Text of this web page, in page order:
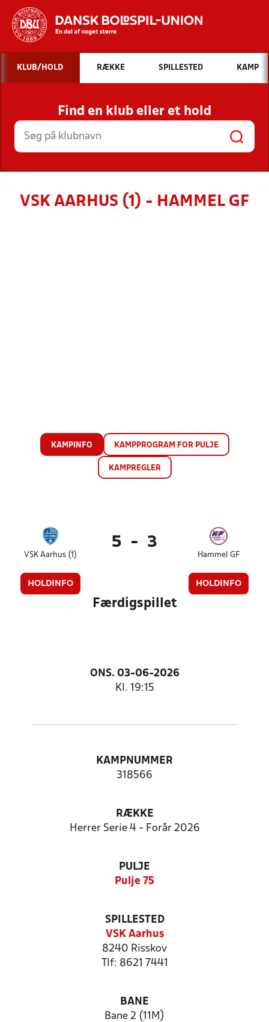
Hvad vil du søge efter?
INDHOLD OG NYHEDER
STILLINGER, RESULTATER, KLUBBER OG
HOLD
KLUB/HOLD RÆKKE SPILLESTED KAMP
Find en klub eller et hold
VSK AARHUS (1) - HAMMEL GF
KAMPINFO KAMPPROGRAM FOR PULJE
KAMPREGLER
VSK Aarhus (1)
HOLDINFO
5 - 3
Hammel GF
HOLDINFO
Færdigspillet
ONS. 03-06-2026
Kl. 19:15
KAMPNUMMER
318566
RÆKKE
Herrer Serie 4 - Forår 2026
PULJE
Pulje 75
SPILLESTED
VSK Aarhus
8240 Risskov
Tlf: 8621 7441
BANE
Bane 2 (11M)